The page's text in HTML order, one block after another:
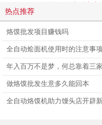
热点推荐
烙馍批发项目赚钱吗
全自动烩面机使用时的注意事
年入百万不是梦，何总靠着三
做烙馍批发生意多久能回本
全自动烙馍机助力馒头店开辟